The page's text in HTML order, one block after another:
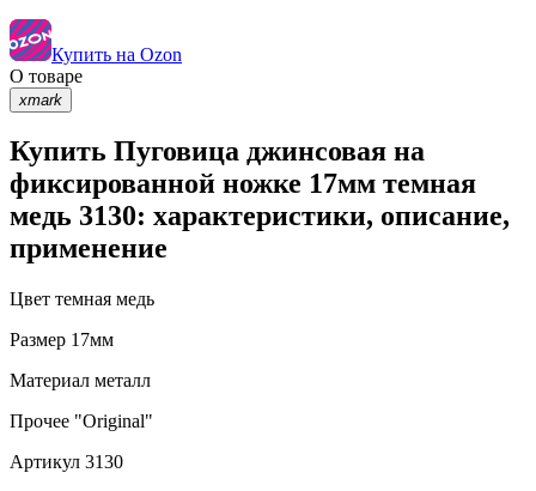
Купить на Ozon
О товаре
xmark
Купить Пуговица джинсовая на
фиксированной ножке 17мм темная
медь 3130: характеристики, описание,
применение
Цвет темная медь
Размер 17мм
Материал металл
Прочее "Original"
Артикул 3130